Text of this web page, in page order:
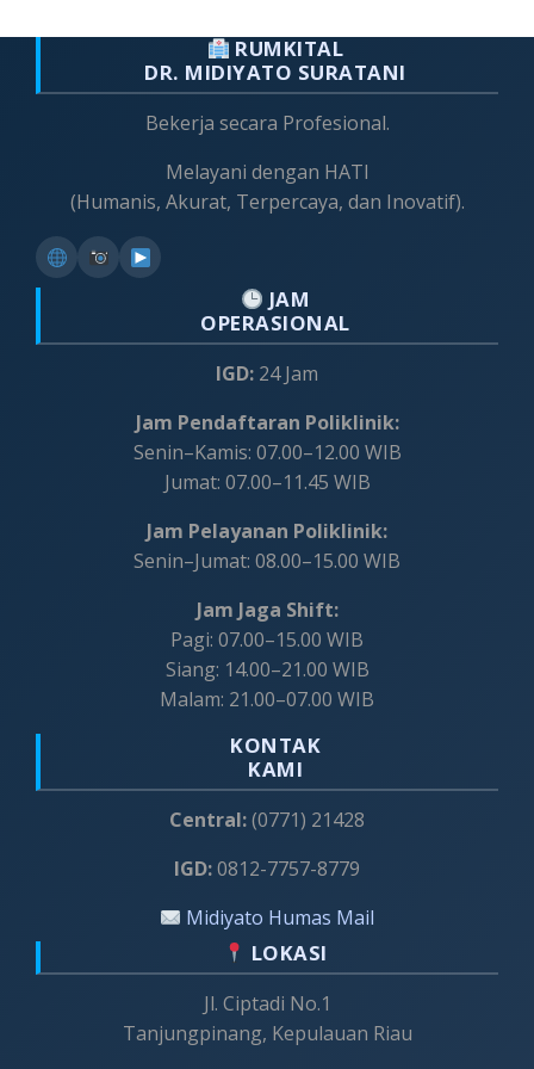
RUMKITAL
DR. MIDIYATO SURATANI
Bekerja secara Profesional.
Melayani dengan HATI
(Humanis, Akurat, Terpercaya, dan Inovatif).
JAM
OPERASIONAL
IGD: 24 Jam
Jam Pendaftaran Poliklinik:
Senin–Kamis: 07.00–12.00 WIB
Jumat: 07.00–11.45 WIB
Jam Pelayanan Poliklinik:
Senin–Jumat: 08.00–15.00 WIB
Jam Jaga Shift:
Pagi: 07.00–15.00 WIB
Siang: 14.00–21.00 WIB
Malam: 21.00–07.00 WIB
KONTAK
KAMI
Central:(0771) 21428
IGD:0812-7757-8779
Midiyato Humas Mail
LOKASI
Jl. Ciptadi No.1
Tanjungpinang, Kepulauan Riau